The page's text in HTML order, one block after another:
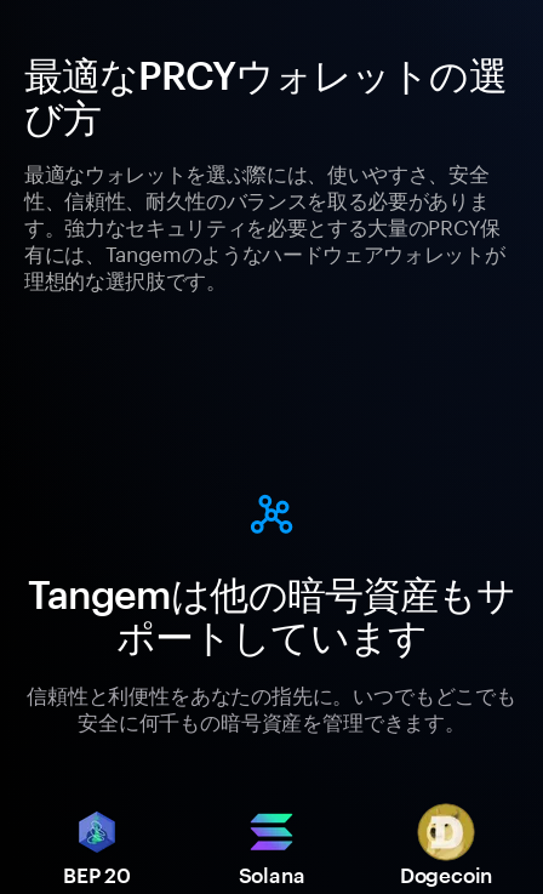
最適なPRCYウォレットの選
び方
最適なウォレットを選ぶ際には、使いやすさ、安全
性、信頼性、耐久性のバランスを取る必要がありま
す。強力なセキュリティを必要とする大量のPRCY保
有には、Tangemのようなハードウェアウォレットが
理想的な選択肢です。
Tangemは他の暗号資産もサ
ポートしています
信頼性と利便性をあなたの指先に。いつでもどこでも
安全に何千もの暗号資産を管理できます。
BEP 20 Solana Dogecoin